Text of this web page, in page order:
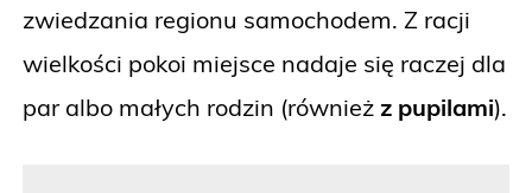
zwiedzania regionu samochodem. Z racji
wielkości pokoi miejsce nadaje się raczej dla
par albo małych rodzin (również z pupilami).